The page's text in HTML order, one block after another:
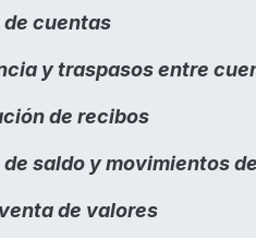
de cuentas
y traspasos entre
de recibos
de saldo y movimientos
de valores